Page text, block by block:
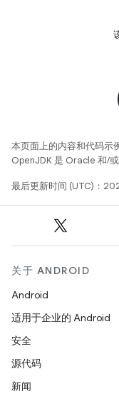
本页面上的内容和代码示
OpenJDK 是 Oracle 和/
最后更新时间 (UTC)：
关于 ANDROID
Android
适用于企业的 Android
安全
源代码
新闻